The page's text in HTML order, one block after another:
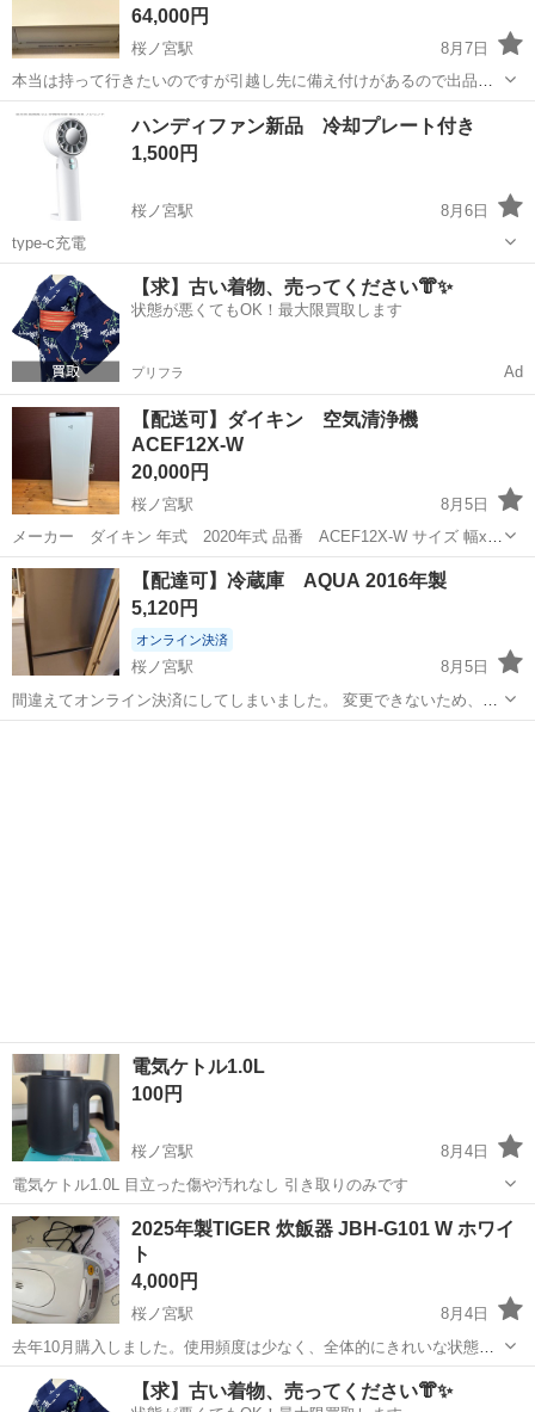
64,000円
桜ノ宮駅
8月7日
本当は持って行きたいのですが引越し先に備え付けがあるので出品い
たします 2021年製1台 2022年製1台 お掃除機能付ルームエアコンエオ
リアになります パナソニック専用携帯アプリでエアコンを操作してい
たのでコントローラーは...
大阪 大阪市 桜ノ宮駅 季節、空調家電
ハンディファン新品 冷却プレート付き
1,500円
桜ノ宮駅
8月6日
type-c充電
大阪 桜ノ宮駅 季節、空調家電 新品
【求】古い着物、売ってください👘✨
状態が悪くてもOK！最大限買取します
プリフラ Ad
【配送可】ダイキン 空気清浄機
ACEF12X-W
20,000円
桜ノ宮駅
8月5日
メーカー ダイキン 年式 2020年式 品番 ACEF12X-W サイズ 幅x高
さx奥行 425x1005x392 mm 重さ 30 kg 商品をお取り引き希望の方は取
りに来れる日程を記載の上お問い合わせく...
大阪 大阪市 桜ノ宮駅 季節、空調家電 ダイキン
【配達可】冷蔵庫 AQUA 2016年製
5,120円
オンライン決済
桜ノ宮駅
8月5日
間違えてオンライン決済にしてしまいました。 変更できないため、現
金でのお支払いお願いします。 ある程度掃除はしましたが、少し汚れ
電気ケトル1.0L
100円
桜ノ宮駅
8月4日
電気ケトル1.0L 目立った傷や汚れなし 引き取りのみです
大阪 大阪市 桜ノ宮駅 キッチン家電
2025年製TIGER 炊飯器 JBH-G101 W ホワイ
ト
4,000円
桜ノ宮駅
8月4日
去年10月購入しました。使用頻度は少なく、全体的にきれいな状態で
す。 黒遠赤厚釜を採用し、2メモリー時計式タイマーと調理コースを
備えたマイコン炊飯ジャーです。 - ブランド: TIGER - モデル番号:
大阪 桜ノ宮駅 キッチン家電
【求】古い着物、売ってください👘✨